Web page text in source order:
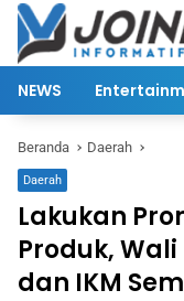
Langsung
konten
NEWS
Beranda Daerah
Daerah
Lakukan
Produk, Wali
dan IKM